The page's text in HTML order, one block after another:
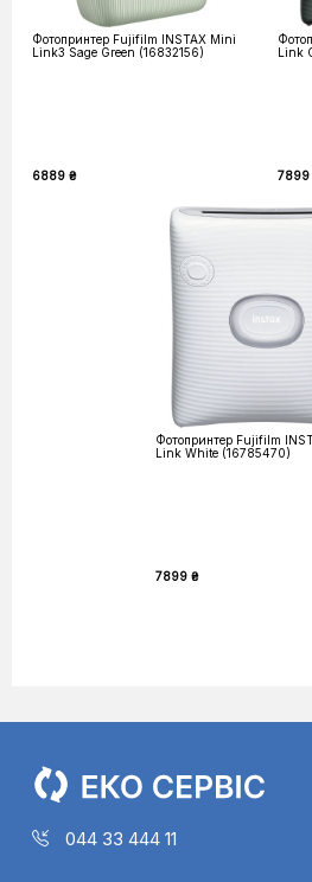
Фотопринтер Fujifilm INSTAX Mini
Link3 Sage Green (16832156)
6889 ₴
Link
7899
Фотопринтер Fujifilm
Link White (16785470)
7899 ₴
044 33 444 11